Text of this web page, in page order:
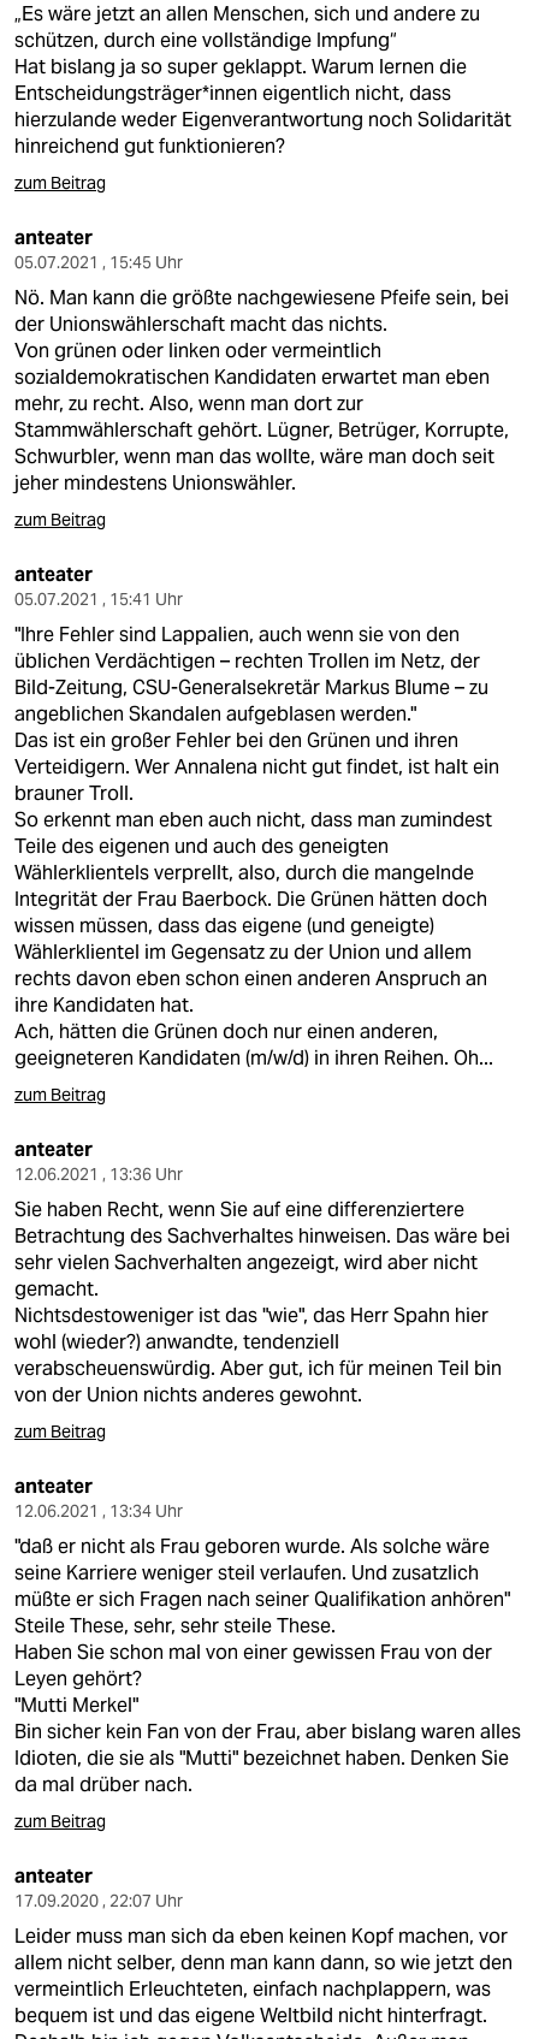
„Es wäre jetzt an allen Menschen, sich und andere zu
schützen, durch eine vollständige Impfung“
Hat bislang ja so super geklappt. Warum lernen die
Entscheidungsträger*innen eigentlich nicht, dass
hierzulande weder Eigenverantwortung noch Solidarität
hinreichend gut funktionieren?
zum Beitrag
anteater
05.07.2021 , 15:45 Uhr
Nö. Man kann die größte nachgewiesene Pfeife sein, bei
der Unionswählerschaft macht das nichts.
Von grünen oder linken oder vermeintlich
sozialdemokratischen Kandidaten erwartet man eben
mehr, zu recht. Also, wenn man dort zur
Stammwählerschaft gehört. Lügner, Betrüger, Korrupte,
Schwurbler, wenn man das wollte, wäre man doch seit
jeher mindestens Unionswähler.
zum Beitrag
anteater
05.07.2021 , 15:41 Uhr
"Ihre Fehler sind Lappalien, auch wenn sie von den
üblichen Verdächtigen – rechten Trollen im Netz, der
Bild-Zeitung, CSU-Generalsekretär Markus Blume – zu
angeblichen Skandalen aufgeblasen werden."
Das ist ein großer Fehler bei den Grünen und ihren
Verteidigern. Wer Annalena nicht gut findet, ist halt ein
brauner Troll.
So erkennt man eben auch nicht, dass man zumindest
Teile des eigenen und auch des geneigten
Wählerklientels verprellt, also, durch die mangelnde
Integrität der Frau Baerbock. Die Grünen hätten doch
wissen müssen, dass das eigene (und geneigte)
Wählerklientel im Gegensatz zu der Union und allem
rechts davon eben schon einen anderen Anspruch an
ihre Kandidaten hat.
Ach, hätten die Grünen doch nur einen anderen,
geeigneteren Kandidaten (m/w/d) in ihren Reihen. Oh...
zum Beitrag
anteater
12.06.2021 , 13:36 Uhr
Sie haben Recht, wenn Sie auf eine differenziertere
Betrachtung des Sachverhaltes hinweisen. Das wäre bei
sehr vielen Sachverhalten angezeigt, wird aber nicht
gemacht.
Nichtsdestoweniger ist das "wie", das Herr Spahn hier
wohl (wieder?) anwandte, tendenziell
verabscheuenswürdig. Aber gut, ich für meinen Teil bin
von der Union nichts anderes gewohnt.
zum Beitrag
anteater
12.06.2021 , 13:34 Uhr
"daß er nicht als Frau geboren wurde. Als solche wäre
seine Karriere weniger steil verlaufen. Und zusatzlich
müßte er sich Fragen nach seiner Qualifikation anhören"
Steile These, sehr, sehr steile These.
Haben Sie schon mal von einer gewissen Frau von der
Leyen gehört?
"Mutti Merkel"
Bin sicher kein Fan von der Frau, aber bislang waren alles
Idioten, die sie als "Mutti" bezeichnet haben. Denken Sie
da mal drüber nach.
zum Beitrag
anteater
17.09.2020 , 22:07 Uhr
Leider muss man sich da eben keinen Kopf machen, vor
allem nicht selber, denn man kann dann, so wie jetzt den
vermeintlich Erleuchteten, einfach nachplappern, was
bequem ist und das eigene Weltbild nicht hinterfragt.